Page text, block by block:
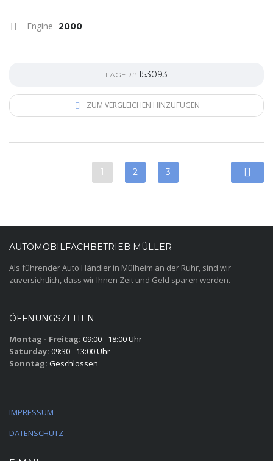
Engine 2000
LAGER# 153093
ZUM VERGLEICHEN HINZUFÜGEN
1 2 3
AUTOMOBILFACHBETRIEB MÜLLER
Als führender Auto Händler in Mülheim an der Ruhr, sind wir
zuversichtlich, dass wir Ihnen Zeit und Geld sparen werden.
ÖFFNUNGSZEITEN
Montag - Freitag: 09:00 - 18:00 Uhr
Saturday: 09:30 - 13:00 Uhr
Sonntag: Geschlossen
IMPRESSUM
DATENSCHUTZ